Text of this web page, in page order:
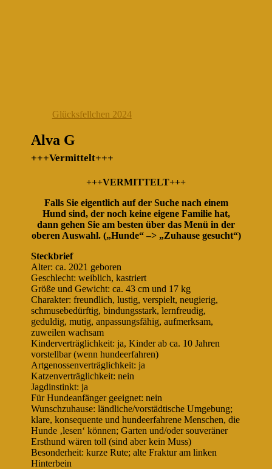
Glücksfellchen 2024
Alva G
+++Vermittelt+++
+++VERMITTELT+++
Falls Sie eigentlich auf der Suche nach einem
Hund sind, der noch keine eigene Familie hat,
dann gehen Sie am besten über das Menü in der
oberen Auswahl. („Hunde“ –> „Zuhause gesucht“)
Steckbrief
Alter: ca. 2021 geboren
Geschlecht: weiblich, kastriert
Größe und Gewicht: ca. 43 cm und 17 kg
Charakter: freundlich, lustig, verspielt, neugierig,
schmusebedürftig, bindungsstark, lernfreudig,
geduldig, mutig, anpassungsfähig, aufmerksam,
zuweilen wachsam
Kinderverträglichkeit: ja, Kinder ab ca. 10 Jahren
vorstellbar (wenn hundeerfahren)
Artgenossenverträglichkeit: ja
Katzenverträglichkeit: nein
Jagdinstinkt: ja
Für Hundeanfänger geeignet: nein
Wunschzuhause: ländliche/vorstädtische Umgebung;
klare, konsequente und hundeerfahrene Menschen, die
Hunde ‚lesen‘ können; Garten und/oder souveräner
Ersthund wären toll (sind aber kein Muss)
Besonderheit: kurze Rute; alte Fraktur am linken
Hinterbein